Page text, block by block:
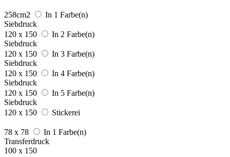
258cm2
In 1 Farbe(n)
Siebdruck
120 x 150
In 2 Farbe(n)
Siebdruck
120 x 150
In 3 Farbe(n)
Siebdruck
120 x 150
In 4 Farbe(n)
Siebdruck
120 x 150
In 5 Farbe(n)
Siebdruck
120 x 150
Stickerei
78 x 78
In 1 Farbe(n)
Transferdruck
100 x 150